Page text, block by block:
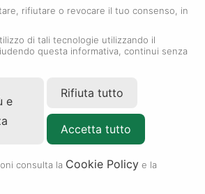
rifiutare o revocare il tuo consenso, in
di tali tecnologie utilizzando il
questa informativa, continui senza
e
Rifiuta tutto
Accetta tutto
consulta la Cookie Policy e la